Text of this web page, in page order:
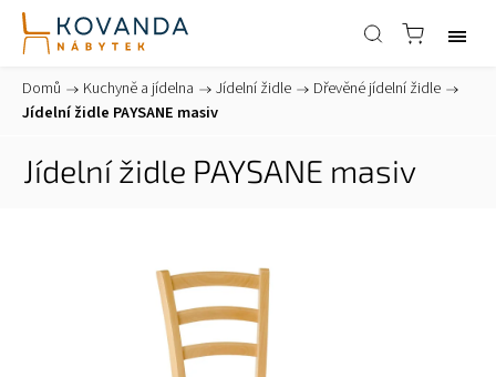
Domů / Kuchyně a jídelna / Jídelní židle / Dřevěné jídelní židle /
Jídelní židle PAYSANE masiv
Jídelní židle PAYSANE masiv